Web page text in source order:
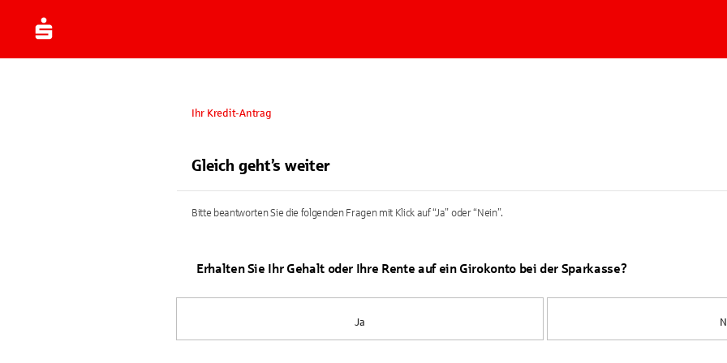
Ihr Kredit-Antrag
Gleich geht’s weiter
Bitte beantworten Sie die folgenden Fragen mit Klick auf “Ja” oder “Nein”.
Erhalten Sie Ihr Gehalt oder Ihre Rente auf ein Girokonto bei der Sparkasse?
Ja